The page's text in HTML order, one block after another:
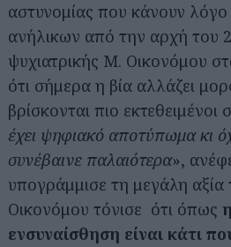
αστυνομίας που κάνουν λόγο
ανήλικων από την αρχή του
ψυχιατρικής Μ. Οικονόμου
ότι σήμερα η βία αλλάζει
βρίσκονται πιο εκτεθειμένοι
έχει ψηφιακό αποτύπωμα κι
συνέβαινε παλαιότερα»,
υπογράμμισε τη μεγάλη
Οικονόμου τόνισε ότι όπως
ενσυναίσθηση είναι κάτι